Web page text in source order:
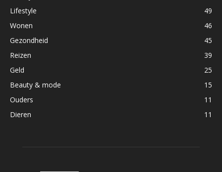
Lifestyle
49
Wonen
46
Gezondheid
45
Reizen
39
Geld
25
Beauty & mode
15
Ouders
11
Dieren
11